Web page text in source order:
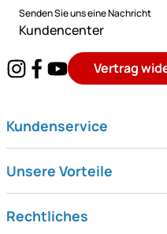
Senden Sie uns eine Nachricht
Kundencenter
Vertrag
Kundenservice
Unsere Vorteile
Rechtliches